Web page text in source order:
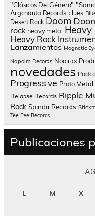
"Clásicos Del Género"
Argonauta Records blues
Desert Rock Doom
rock heavy metal Heavy
Heavy Rock
Lanzamientos Magnetic
Napalm Records Nooirax
novedades
Progressive Proto Metal
Relapse Records Ripple
Rock Spinda Records
Tee Pee Records
Publicaciones
L M X